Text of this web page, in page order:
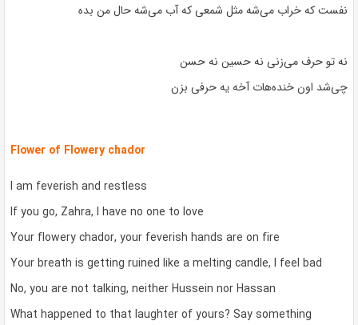
نفست که خراب می‌شه مثل شمعی که آب می‌شه حال من بده
نه تو حرف می‌زنی نه حسین نه حسن
چی‌شد اون خنده‌هات آخه یه حرفی بزن
Flower of Flowery chador
I am feverish and restless
If you go, Zahra, I have no one to love
Your flowery chador, your feverish hands are on fire
Your breath is getting ruined like a melting candle, I feel bad
No, you are not talking, neither Hussein nor Hassan
What happened to that laughter of yours? Say something